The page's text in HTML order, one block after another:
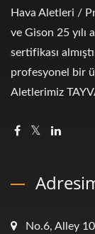
Hava Aletleri /
ve Gison 25 yılı
sertifikası
profesyonel bir
Aletlerimiz
No.6, Alley